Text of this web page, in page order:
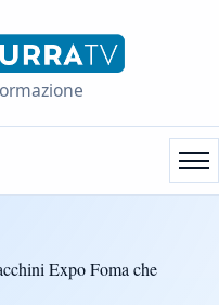
Expo Foma che